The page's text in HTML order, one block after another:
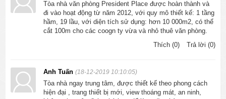
Tòa nhà văn phòng President Place được hoàn thành và
đi vào hoạt động từ năm 2012, với quy mô thiết kế: 1 tầng
hầm, 19 lầu, với diện tích sử dụng: hơn 10 000m2, có thể
cắt 100m cho các coogn ty vừa và nhỏ thuê văn phòng.
Thích (0)
Trả lời (0)
Anh Tuấn(18-12-2019 10:10:05)
Tòa nhà ngay trung tâm, được thiết kế theo phong cách
hiện đại , trang thiết bị mới, view thoáng mát, an ninh,